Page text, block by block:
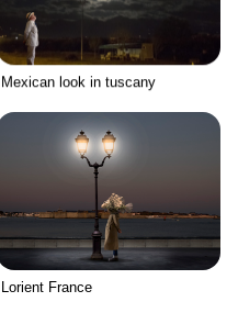
Mexican look in tuscany
Lorient France